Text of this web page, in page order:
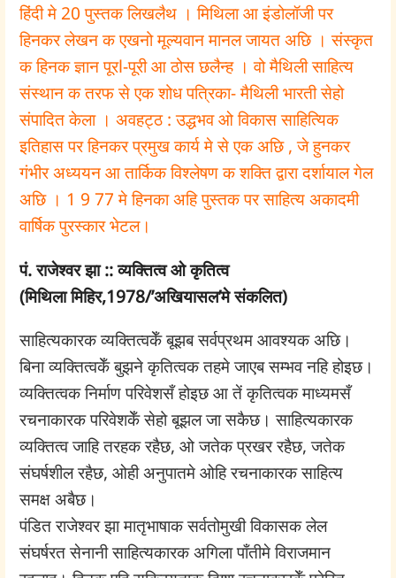
हिंदी मे 20 पुस्तक लिखलैथ । मिथिला आ इंडोलॉजी पर
हिनकर लेखन क एखनो मूल्यवान मानल जायत अछि । संस्कृत
क हिनक ज्ञान पूरl-पूरी आ ठोस छलैन्ह । वो मैथिली साहित्य
संस्थान क तरफ से एक शोध पत्रिका- मैथिली भारती सेहो
संपादित केला । अवहट्ठ : उद्धभव ओ विकास साहित्यिक
इतिहास पर हिनकर प्रमुख कार्य मे से एक अछि , जे हुनकर
गंभीर अध्ययन आ तार्किक विश्लेषण क शक्ति द्वारा दर्शायाल गेल
अछि । 1 9 77 मे हिनका अहि पुस्तक पर साहित्य अकादमी
वार्षिक पुरस्कार भेटल।
पं. राजेश्वर झा :: व्यक्तित्व ओ कृतित्व
(मिथिला मिहिर,1978/’अखियासल’मे संकलित)
साहित्यकारक व्यक्तित्वकेँ बूझब सर्वप्रथम आवश्यक अछि।
बिना व्यक्तित्वकेँ बुझने कृतित्वक तहमे जाएब सम्भव नहि होइछ।
व्यक्तित्वक निर्माण परिवेशसँ होइछ आ तें कृतित्वक माध्यमसँ
रचनाकारक परिवेशकेँ सेहो बूझल जा सकैछ। साहित्यकारक
व्यक्तित्व जाहि तरहक रहैछ, ओ जतेक प्रखर रहैछ, जतेक
संघर्षशील रहैछ, ओही अनुपातमे ओहि रचनाकारक साहित्य
समक्ष अबैछ।
पंडित राजेश्वर झा मातृभाषाक सर्वतोमुखी विकासक लेल
संघर्षरत सेनानी साहित्यकारक अगिला पाँतीमे विराजमान